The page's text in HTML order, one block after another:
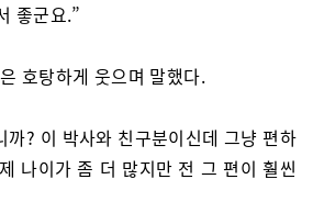
좋군요.”
호탕하게 웃으며 말했다.
까? 이 박사와 친구분이신데 그냥 편하
나이가 좀 더 많지만 전 그 편이 훨씬